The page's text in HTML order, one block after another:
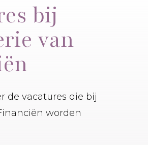
bij
van
de vacatures die bij
worden